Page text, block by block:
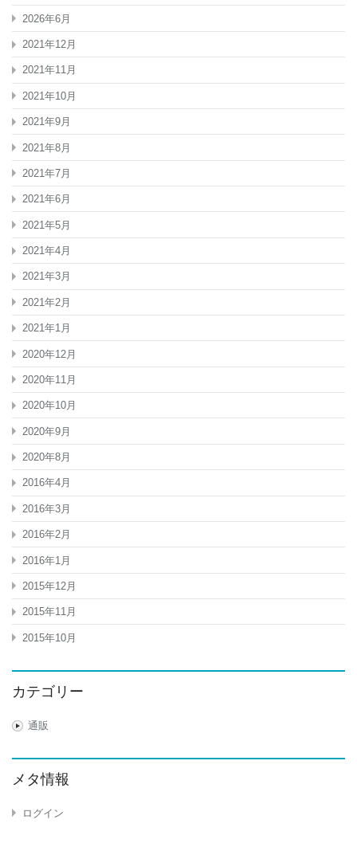
2026年6月
2021年12月
2021年11月
2021年10月
2021年9月
2021年8月
2021年7月
2021年6月
2021年5月
2021年4月
2021年3月
2021年2月
2021年1月
2020年12月
2020年11月
2020年10月
2020年9月
2020年8月
2016年4月
2016年3月
2016年2月
2016年1月
2015年12月
2015年11月
2015年10月
カテゴリー
通販
メタ情報
ログイン